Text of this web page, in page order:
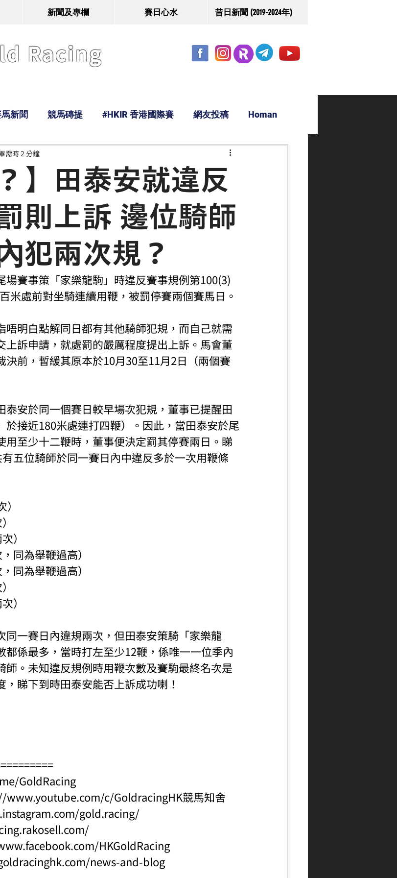
新聞及專欄 賽日心水 昔日新聞 (2019-2024年)
Racing
新聞 競馬磚提 #HKIR 香港國際賽 網友投稿 Homan
鹿 經典戰線
】田泰安就違反
則上訴 邊位騎師
犯兩次規？
需時 2 分鐘
場賽事策「家樂龍駒」時違反賽事規例第100(3)
米處前對坐騎連續用鞭，被罰停賽兩個賽馬日。
唔明白點解同日都有其他騎師犯規，而自己就需
上訴申請，就處罰的嚴厲程度提出上訴。馬會董
決前，暫緩其原本於10月30至11月2日（兩個賽
泰安於同一個賽日較早場次犯規，董事已提醒田
於接近180米處連打四鞭）。因此，當田泰安於尾
用至少十二鞭時，董事便決定罰其停賽兩日。睇
五位騎師於同一賽日內中違反多於一次用鞭條
）
同為舉鞭過高）
同為舉鞭過高）
）
同一賽日內違規兩次，但田泰安策騎「家樂龍
都係最多，當時打左至少12鞭，係唯一一位季內
師。未知違反規例時用鞭次數及賽駒最終名次是
睇下到時田泰安能否上訴成功喇！
GoldRacing
www.youtube.com/c/GoldracingHK競馬知舍
gold.racing/
HKGoldRacing
news-and-blog